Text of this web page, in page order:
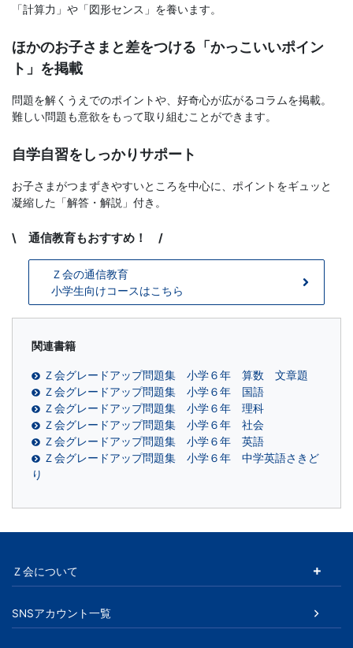
書
籍、
文
書
ま
で
「計算力」や「図形センス」を養います。
ほかのお子さまと差をつける「かっこいいポイン
ト」を掲載
問題を解くうえでのポイントや、好奇心が広がるコラムを掲載。
難しい問題も意欲をもって取り組むことができます。
自学自習をしっかりサポート
お子さまがつまずきやすいところを中心に、ポイントをギュッと
凝縮した「解答・解説」付き。
\ 通信教育もおすすめ！ /
Ｚ会の通信教育
小学生向けコースはこちら
関連書籍
Ｚ会グレードアップ問題集 小学６年 算数 文章題
Ｚ会グレードアップ問題集 小学６年 国語
Ｚ会グレードアップ問題集 小学６年 理科
Ｚ会グレードアップ問題集 小学６年 社会
Ｚ会グレードアップ問題集 小学６年 英語
Ｚ会グレードアップ問題集 小学６年 中学英語さきど
り
Ｚ会について
SNSアカウント一覧